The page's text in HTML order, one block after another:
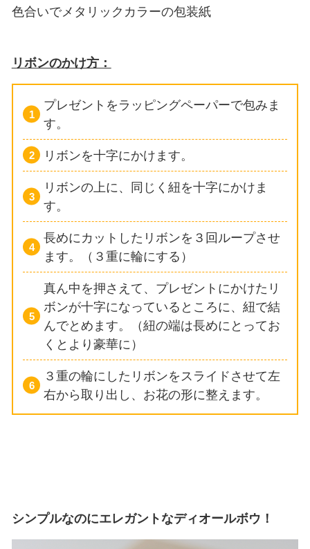
色合いでメタリックカラーの包装紙
リボンのかけ方：
プレゼントをラッピングペーパーで包みま
す。
リボンを十字にかけます。
リボンの上に、同じく紐を十字にかけま
す。
長めにカットしたリボンを３回ループさせ
ます。（３重に輪にする）
真ん中を押さえて、プレゼントにかけたリ
ボンが十字になっているところに、紐で結
んでとめます。（紐の端は長めにとってお
くとより豪華に）
３重の輪にしたリボンをスライドさせて左
右から取り出し、お花の形に整えます。
シンプルなのにエレガントなディオールボウ！